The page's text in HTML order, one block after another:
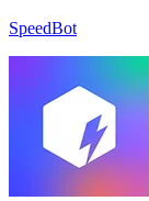
SpeedBot